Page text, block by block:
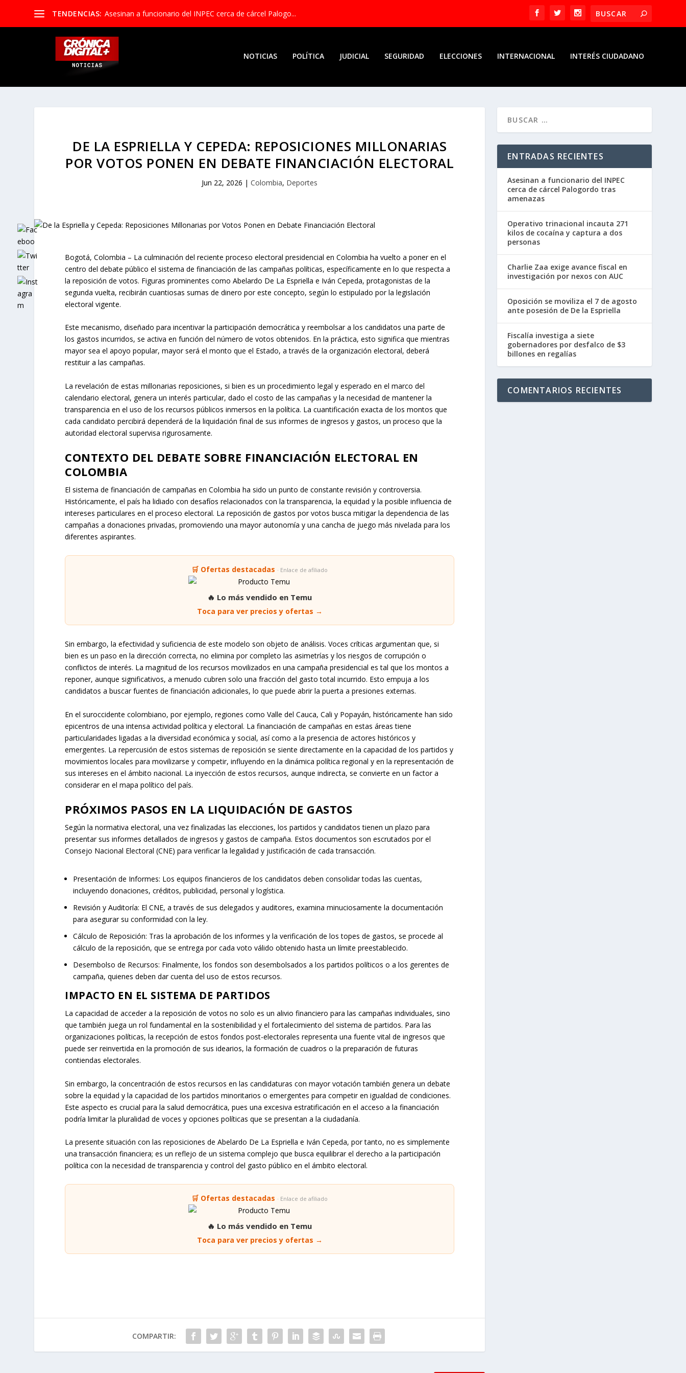
TENDENCIAS: Asesinan a funcionario del INPEC cerca de cárcel Palogo...
NOTICIAS POLÍTICA JUDICIAL SEGURIDAD ELECCIONES INTERNACIONAL INTERÉS CIUDADANO
DE LA ESPRIELLA Y CEPEDA: REPOSICIONES MILLONARIAS
POR VOTOS PONEN EN DEBATE FINANCIACIÓN ELECTORAL
Jun 22, 2026 |Colombia, Deportes
Bogotá, Colombia – La culminación del reciente proceso electoral presidencial en Colombia ha vuelto a poner en el
centro del debate público el sistema de financiación de las campañas políticas, específicamente en lo que respecta a
la reposición de votos. Figuras prominentes como Abelardo De La Espriella e Iván Cepeda, protagonistas de la
segunda vuelta, recibirán cuantiosas sumas de dinero por este concepto, según lo estipulado por la legislación
electoral vigente.
Este mecanismo, diseñado para incentivar la participación democrática y reembolsar a los candidatos una parte de
los gastos incurridos, se activa en función del número de votos obtenidos. En la práctica, esto significa que mientras
mayor sea el apoyo popular, mayor será el monto que el Estado, a través de la organización electoral, deberá
restituir a las campañas.
La revelación de estas millonarias reposiciones, si bien es un procedimiento legal y esperado en el marco del
calendario electoral, genera un interés particular, dado el costo de las campañas y la necesidad de mantener la
transparencia en el uso de los recursos públicos inmersos en la política. La cuantificación exacta de los montos que
cada candidato percibirá dependerá de la liquidación final de sus informes de ingresos y gastos, un proceso que la
autoridad electoral supervisa rigurosamente.
CONTEXTO DEL DEBATE SOBRE FINANCIACIÓN ELECTORAL EN
COLOMBIA
El sistema de financiación de campañas en Colombia ha sido un punto de constante revisión y controversia.
Históricamente, el país ha lidiado con desafíos relacionados con la transparencia, la equidad y la posible influencia de
intereses particulares en el proceso electoral. La reposición de gastos por votos busca mitigar la dependencia de las
campañas a donaciones privadas, promoviendo una mayor autonomía y una cancha de juego más nivelada para los
diferentes aspirantes.
🛒 Ofertas destacadas · Enlace de afiliado
🔥 Lo más vendido en Temu
Toca para ver precios y ofertas →
Sin embargo, la efectividad y suficiencia de este modelo son objeto de análisis. Voces críticas argumentan que, si
bien es un paso en la dirección correcta, no elimina por completo las asimetrías y los riesgos de corrupción o
conflictos de interés. La magnitud de los recursos movilizados en una campaña presidencial es tal que los montos a
reponer, aunque significativos, a menudo cubren solo una fracción del gasto total incurrido. Esto empuja a los
candidatos a buscar fuentes de financiación adicionales, lo que puede abrir la puerta a presiones externas.
En el suroccidente colombiano, por ejemplo, regiones como Valle del Cauca, Cali y Popayán, históricamente han sido
epicentros de una intensa actividad política y electoral. La financiación de campañas en estas áreas tiene
particularidades ligadas a la diversidad económica y social, así como a la presencia de actores históricos y
emergentes. La repercusión de estos sistemas de reposición se siente directamente en la capacidad de los partidos y
movimientos locales para movilizarse y competir, influyendo en la dinámica política regional y en la representación de
sus intereses en el ámbito nacional. La inyección de estos recursos, aunque indirecta, se convierte en un factor a
considerar en el mapa político del país.
PRÓXIMOS PASOS EN LA LIQUIDACIÓN DE GASTOS
Según la normativa electoral, una vez finalizadas las elecciones, los partidos y candidatos tienen un plazo para
presentar sus informes detallados de ingresos y gastos de campaña. Estos documentos son escrutados por el
Consejo Nacional Electoral (CNE) para verificar la legalidad y justificación de cada transacción.
Presentación de Informes: Los equipos financieros de los candidatos deben consolidar todas las cuentas,
incluyendo donaciones, créditos, publicidad, personal y logística.
Revisión y Auditoría: El CNE, a través de sus delegados y auditores, examina minuciosamente la documentación
para asegurar su conformidad con la ley.
Cálculo de Reposición: Tras la aprobación de los informes y la verificación de los topes de gastos, se procede al
cálculo de la reposición, que se entrega por cada voto válido obtenido hasta un límite preestablecido.
Desembolso de Recursos: Finalmente, los fondos son desembolsados a los partidos políticos o a los gerentes de
campaña, quienes deben dar cuenta del uso de estos recursos.
IMPACTO EN EL SISTEMA DE PARTIDOS
La capacidad de acceder a la reposición de votos no solo es un alivio financiero para las campañas individuales, sino
que también juega un rol fundamental en la sostenibilidad y el fortalecimiento del sistema de partidos. Para las
organizaciones políticas, la recepción de estos fondos post-electorales representa una fuente vital de ingresos que
puede ser reinvertida en la promoción de sus idearios, la formación de cuadros o la preparación de futuras
contiendas electorales.
Sin embargo, la concentración de estos recursos en las candidaturas con mayor votación también genera un debate
sobre la equidad y la capacidad de los partidos minoritarios o emergentes para competir en igualdad de condiciones.
Este aspecto es crucial para la salud democrática, pues una excesiva estratificación en el acceso a la financiación
podría limitar la pluralidad de voces y opciones políticas que se presentan a la ciudadanía.
La presente situación con las reposiciones de Abelardo De La Espriella e Iván Cepeda, por tanto, no es simplemente
una transacción financiera; es un reflejo de un sistema complejo que busca equilibrar el derecho a la participación
política con la necesidad de transparencia y control del gasto público en el ámbito electoral.
🛒 Ofertas destacadas · Enlace de afiliado
🔥 Lo más vendido en Temu
Toca para ver precios y ofertas →
COMPARTIR:
ENTRADAS RECIENTES
Asesinan a funcionario del INPEC
cerca de cárcel Palogordo tras
amenazas
Operativo trinacional incauta 271
kilos de cocaína y captura a dos
personas
Charlie Zaa exige avance fiscal en
investigación por nexos con AUC
Oposición se moviliza el 7 de agosto
ante posesión de De la Espriella
Fiscalía investiga a siete
gobernadores por desfalco de $3
billones en regalías
COMENTARIOS RECIENTES